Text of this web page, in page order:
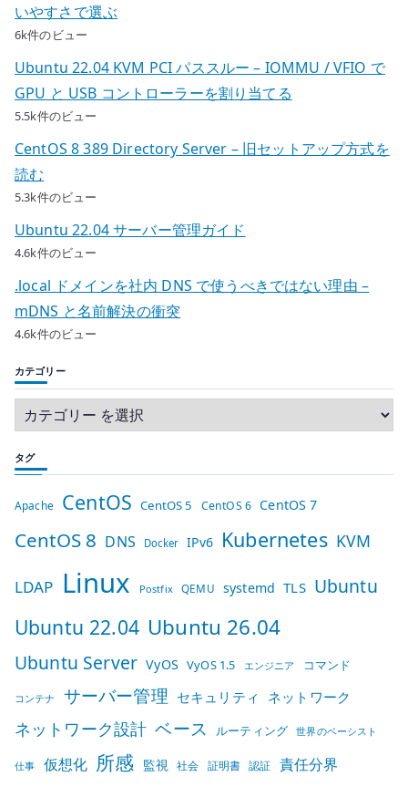
いやすさで選ぶ
6k件のビュー
Ubuntu 22.04 KVM PCI パススルー – IOMMU / VFIO で
GPU と USB コントローラーを割り当てる
5.5k件のビュー
CentOS 8 389 Directory Server – 旧セットアップ方式を
読む
5.3k件のビュー
Ubuntu 22.04 サーバー管理ガイド
4.6k件のビュー
.local ドメインを社内 DNS で使うべきではない理由 –
mDNS と名前解決の衝突
4.6k件のビュー
カテゴリー
タグ
Apache CentOS CentOS 5 CentOS 6 CentOS 7
CentOS 8 DNS Docker IPv6 Kubernetes KVM
LDAP Linux Postfix QEMU systemd TLS Ubuntu
Ubuntu 22.04 Ubuntu 26.04
Ubuntu Server VyOS VyOS 1.5 エンジニア コマンド
コンテナ サーバー管理 セキュリティ ネットワーク
ネットワーク設計 ベース ルーティング 世界のベーシスト
仕事 仮想化 所感 監視 社会 証明書 認証 責任分界